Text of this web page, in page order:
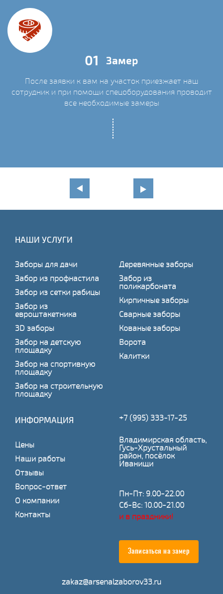
01 Замер
После заявки к вам на участок приезжает наш
сотрудник и при помощи спецоборудования проводит
все необходимые замеры
НАШИ УСЛУГИ
Заборы для дачи
Забор из профнастила
Забор из сетки рабицы
Забор из
евроштакетника
3D заборы
Забор на детскую
площадку
Забор на спортивную
площадку
Забор на строительную
площадку
Деревянные заборы
Забор из
поликарбоната
Кирпичные заборы
Сварные заборы
Кованые заборы
Ворота
Калитки
ИНФОРМАЦИЯ
Цены
Наши работы
Отзывы
Вопрос-ответ
О компании
Контакты
+7 (995) 333-17-25
Владимирская область,
Гусь-Хрустальный
район, посёлок
Иванищи
Пн-Пт: 9.00-22.00
Сб-Вс: 10.00-21.00
и в праздники!
Записаться на замер
zakaz@arsenalzaborov33.ru